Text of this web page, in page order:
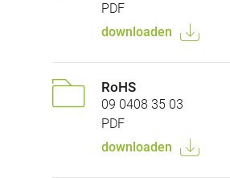
PDF
downloaden
RoHS
09 0408 35 03
PDF
downloaden